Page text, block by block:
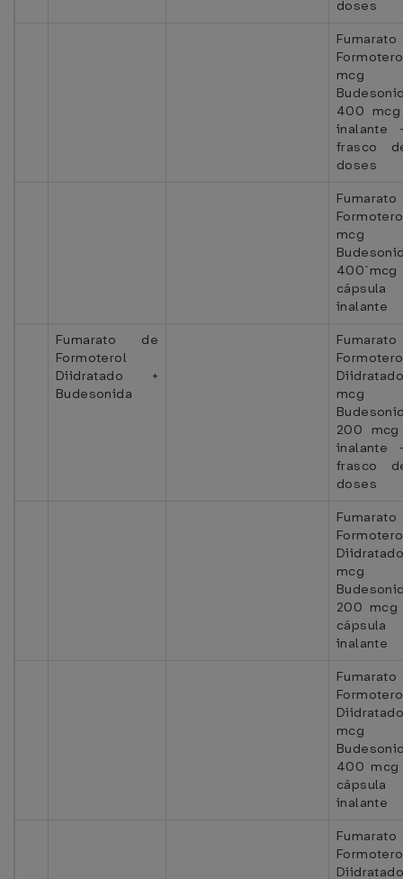
doses
400
inalante
frasco
doses
cápsula
inalante
Fumarato de
Formoterol
Diidratado +
Budesonida
200
inalante
frasco
doses
200
cápsula
inalante
400
cápsula
inalante